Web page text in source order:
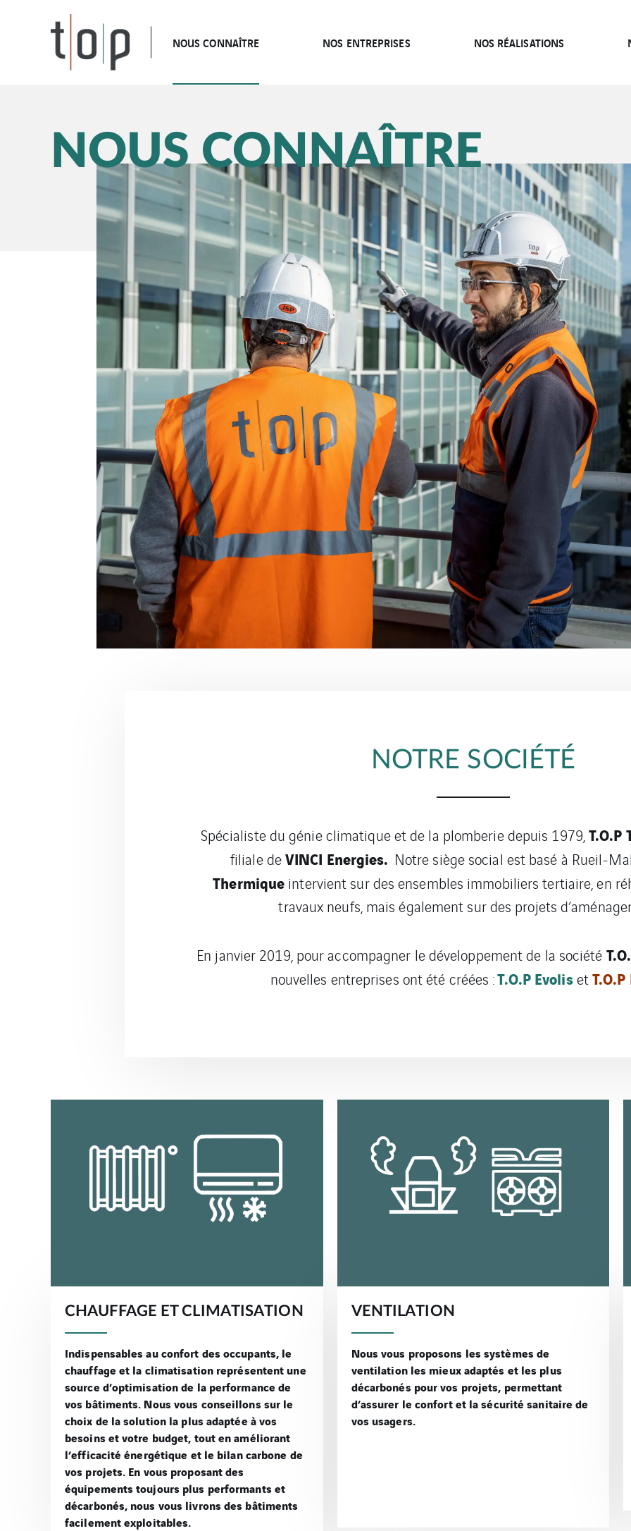
NOUS CONNAÎTRE NOS ENTREPRISES NOS RÉALISATIONS
NOUS CONNAÎTRE
NOTRE SOCIÉTÉ
Spécialiste du génie climatique et de la plomberie depuis 1979,
filiale deVINCI Energies. Notre siège social est basé à Rueil-
Thermique intervient sur des ensembles immobiliers tertiaire, en
travaux neufs, mais également sur des projets
En janvier 2019, pour accompagner le développement de la société
nouvelles entreprises ont été créées :T.O.PEvoliset
CHAUFFAGE ET CLIMATISATION
Indispensables au confort des occupants, le
chauffage et la climatisation représentent une
source d’optimisation de la performance de
vos bâtiments. Nous vous conseillons sur le
choix de la solution la plus adaptée à vos
besoins et votre budget, tout en améliorant
l’efficacité énergétique et le bilan carbone de
vos projets. En vous proposant des
équipements toujours plus performants et
décarbonés, nous vous livrons des bâtiments
facilement exploitables.
VENTILATION
Nous vous proposons les systèmes de
ventilation les mieux adaptés et les plus
décarbonés pour vos projets, permettant
d’assurer le confort et la sécurité sanitaire de
vos usagers.